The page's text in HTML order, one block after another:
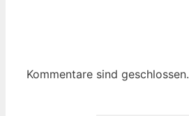
Kommentare sind geschlossen.